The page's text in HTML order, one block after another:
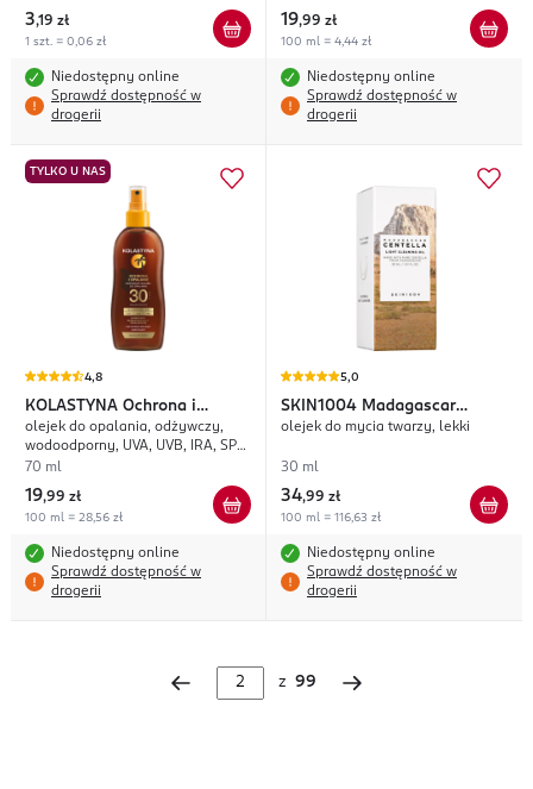
3,19 zł
1 szt. = 0,06 zł
Niedostępny online
Sprawdź dostępność w
drogerii
19,99 zł
100 ml = 4,44 zł
Niedostępny online
Sprawdź dostępność w
drogerii
TYLKO U NAS
4,8
KOLASTYNA Ochrona i
Opalanie
olejek do opalania, odżywczy,
wodoodporny, UVA, UVB, IRA, SPF
30
70 ml
19,99 zł
100 ml = 28,56 zł
Niedostępny online
Sprawdź dostępność w
drogerii
5,0
SKIN1004 Madagascar
Centella
olejek do mycia twarzy, lekki
30 ml
34,99 zł
100 ml = 116,63 zł
Niedostępny online
Sprawdź dostępność w
drogerii
z 99